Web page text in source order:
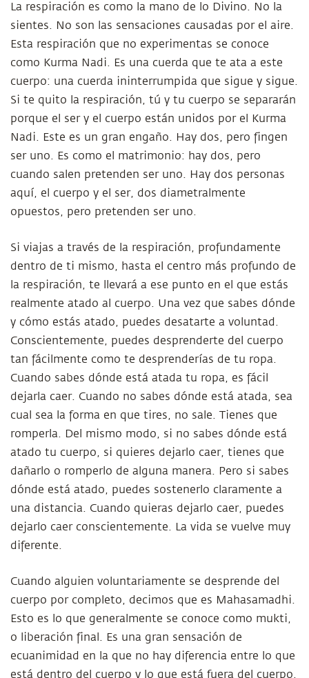
La respiración es como la mano de lo Divino. No la
sientes. No son las sensaciones causadas por el aire.
Esta respiración que no experimentas se conoce
como Kurma Nadi. Es una cuerda que te ata a este
cuerpo: una cuerda ininterrumpida que sigue y sigue.
Si te quito la respiración, tú y tu cuerpo se separarán
porque el ser y el cuerpo están unidos por el Kurma
Nadi. Este es un gran engaño. Hay dos, pero fingen
ser uno. Es como el matrimonio: hay dos, pero
cuando salen pretenden ser uno. Hay dos personas
aquí, el cuerpo y el ser, dos diametralmente
opuestos, pero pretenden ser uno.
Si viajas a través de la respiración, profundamente
dentro de ti mismo, hasta el centro más profundo de
la respiración, te llevará a ese punto en el que estás
realmente atado al cuerpo. Una vez que sabes dónde
y cómo estás atado, puedes desatarte a voluntad.
Conscientemente, puedes desprenderte del cuerpo
tan fácilmente como te desprenderías de tu ropa.
Cuando sabes dónde está atada tu ropa, es fácil
dejarla caer. Cuando no sabes dónde está atada, sea
cual sea la forma en que tires, no sale. Tienes que
romperla. Del mismo modo, si no sabes dónde está
atado tu cuerpo, si quieres dejarlo caer, tienes que
dañarlo o romperlo de alguna manera. Pero si sabes
dónde está atado, puedes sostenerlo claramente a
una distancia. Cuando quieras dejarlo caer, puedes
dejarlo caer conscientemente. La vida se vuelve muy
diferente.
Cuando alguien voluntariamente se desprende del
cuerpo por completo, decimos que es Mahasamadhi.
Esto es lo que generalmente se conoce como mukti,
o liberación final. Es una gran sensación de
ecuanimidad en la que no hay diferencia entre lo que
está dentro del cuerpo y lo que está fuera del cuerpo.